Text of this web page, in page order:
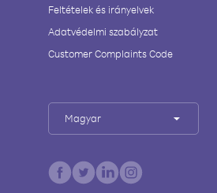
Feltételek és irányelvek
Adatvédelmi szabályzat
Customer Complaints Code
Magyar